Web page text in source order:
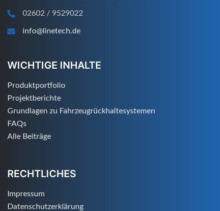
02602 / 9529022
info@linetech.de
WICHTIGE INHALTE
Produktportfolio
Projektberichte
Grundlagen zu Fahrzeugrückhaltesystemen
FAQs
Alle Beiträge
RECHTLICHES
Impressum
Datenschutzerklärung